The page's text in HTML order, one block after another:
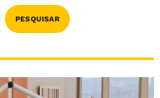
PESQUISAR